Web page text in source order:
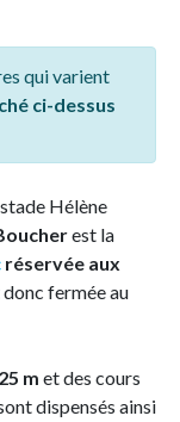
qui varient
ci-dessus
Hélène
est la
réservée aux
donc fermée au
m et des cours
dispensés ainsi